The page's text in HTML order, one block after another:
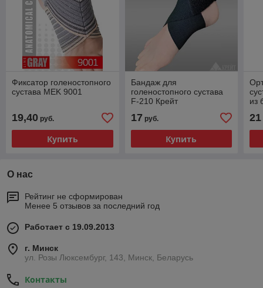
Фиксатор голеностопного
сустава MEK 9001
19,40 руб.
Купить
Бандаж для
голеностопного сустава
F-210 Крейт
17 руб.
Купить
из
21
О нас
Рейтинг не сформирован
Менее 5 отзывов за последний год
Работает с 19.09.2013
г. Минск
ул. Розы Люксембург, 143, Минск, Беларусь
Контакты